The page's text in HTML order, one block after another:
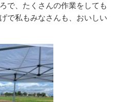
で、たくさんの作業をしても
で私もみなさんも、おいしい